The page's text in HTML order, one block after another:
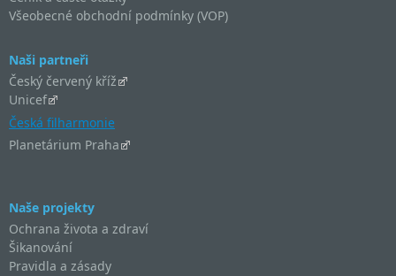
Všeobecné obchodní podmínky (VOP)
Naši partneři
Český červený kříž
Unicef
Česká filharmonie
Planetárium Praha
Naše projekty
Ochrana života a zdraví
Šikanování
Pravidla a zásady